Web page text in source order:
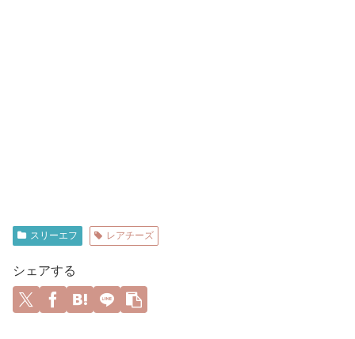
スリーエフ レアチーズ
シェアする